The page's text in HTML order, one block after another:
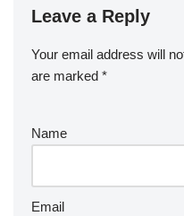
Leave a Reply
Your email address will
are marked *
Name
Email